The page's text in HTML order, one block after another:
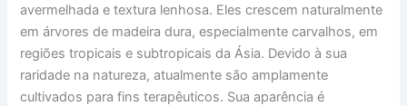
avermelhada e textura lenhosa. Eles crescem naturalmente
em árvores de madeira dura, especialmente carvalhos, em
regiões tropicais e subtropicais da Ásia. Devido à sua
raridade na natureza, atualmente são amplamente
cultivados para fins terapêuticos. Sua aparência é